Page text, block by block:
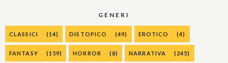
GENERI
CLASSICI (14) DISTOPICO (49) EROTICO (4)
FANTASY (159) HORROR (8) NARRATIVA (245)